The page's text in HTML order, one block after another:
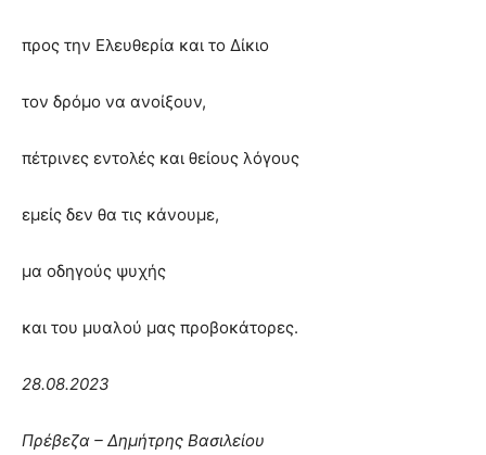
προς την Ελευθερία και το Δίκιο
τον δρόμο να ανοίξουν,
πέτρινες εντολές και θείους λόγους
εμείς δεν θα τις κάνουμε,
μα οδηγούς ψυχής
και του μυαλού μας προβοκάτορες.
28.08.2023
Πρέβεζα – Δημήτρης Βασιλείου